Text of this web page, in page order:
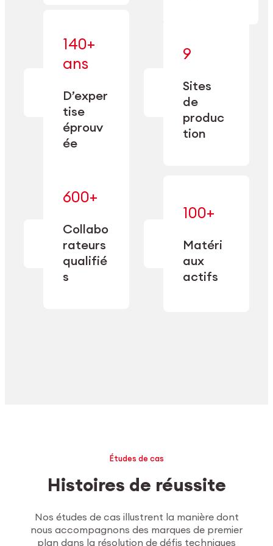
140+
ans
D’exper
tise
éprouv
ée
précision
1885.
9
Sites
de
produc
tion
approfondie
capacité de
double
600+
Collabo
rateurs
qualifié
s
expertise
transformée
performance
100+
Matéri
aux
actifs
— maîtrisés
et adaptés
exigences
de chaque
secteur.
Études de cas
Histoires de réussite
Nos études de cas illustrent la manière dont
nous accompagnons des marques de premier
plan dans la résolution de défis techniques